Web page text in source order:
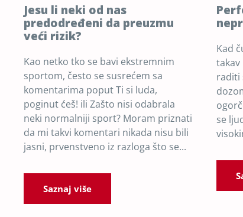
Jesu li neki od nas
predodređeni da preuzmu
veći rizik?
Kao netko tko se bavi ekstremnim
sportom, često se susrećem sa
komentarima poput Ti si luda,
poginut ćeš! ili Zašto nisi odabrala
neki normalniji sport? Moram priznati
da mi takvi komentari nikada nisu bili
jasni, prvenstveno iz razloga što se...
Saznaj više
Kad
takav
raditi
se